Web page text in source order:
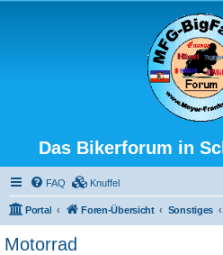
Das Bikerforum in
FAQ Knuffel
Portal Foren-Übersicht Sonstiges
Motorrad